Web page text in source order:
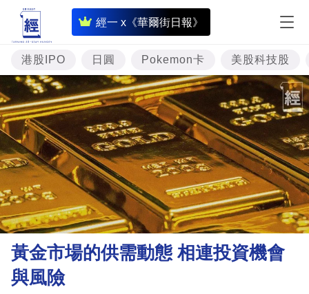
經一 x《華爾街日報》
即
時
財
經
專
題
投
資
樓
市
理
財
港股IPO 日圓 Pokemon卡 美股科技股
黃金市場的供需動態 相連投資機會
與風險